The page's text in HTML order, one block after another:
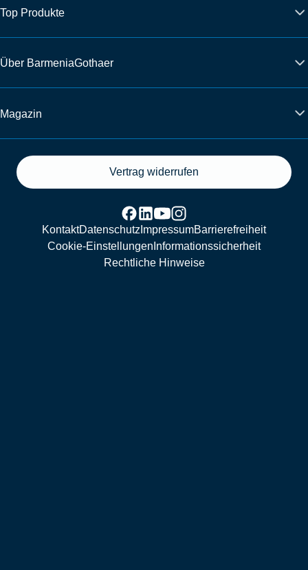
Top Produkte
Über BarmeniaGothaer
Magazin
Vertrag widerrufen
KontaktDatenschutz ImpressumBarrierefreiheit
Cookie-Einstellungen Informationssicherheit
Rechtliche Hinweise